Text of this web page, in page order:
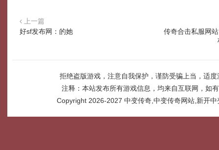
上一篇
好sf发布网：的她
传奇合击私服网
拒绝盗版游戏，注意自我保护，谨防受骗上当，适
注释：本站发布所有游戏信息，均来自互联网，如
Copyright 2026-2027 中变传奇,中变传奇网站,新开